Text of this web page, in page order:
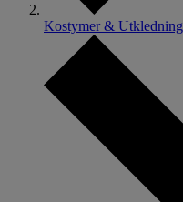
Kostymer & Utkledning